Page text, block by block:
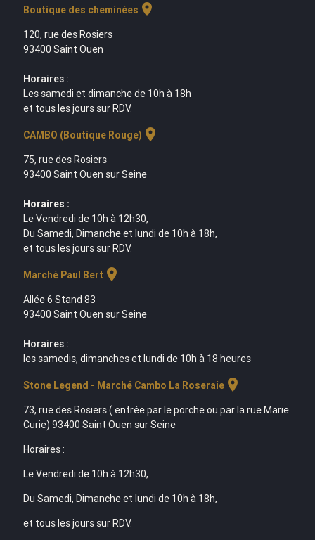
Boutique des cheminées location_on
120, rue des Rosiers
93400 Saint Ouen
Horaires :
Les samedi et dimanche de 10h à 18h
et tous les jours sur RDV.
CAMBO (Boutique Rouge) location_on
75, rue des Rosiers
93400 Saint Ouen sur Seine
Horaires :
Le Vendredi de 10h à 12h30,
Du Samedi, Dimanche et lundi de 10h à 18h,
et tous les jours sur RDV.
Marché Paul Bert location_on
Allée 6 Stand 83
93400 Saint Ouen sur Seine
Horaires :
les samedis, dimanches et lundi de 10h à 18 heures
Stone Legend - Marché Cambo La Roseraielocation_on
73, rue des Rosiers ( entrée par le porche ou par la rue Marie
Curie) 93400 Saint Ouen sur Seine
Horaires :
Le Vendredi de 10h à 12h30,
Du Samedi, Dimanche et lundi de 10h à 18h,
et tous les jours sur RDV.